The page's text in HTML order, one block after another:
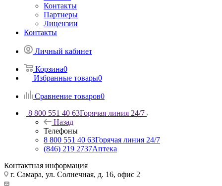
Контакты
Партнеры
Лицензии
Контакты
Личный кабинет
Корзина0
Избранные товары0
Сравнение товаров0
8 800 551 40 63Горячая линия 24/7
Назад
Телефоны
8 800 551 40 63Горячая линия 24/7
(846) 219 2737Аптека
Контактная информация
г. Самара, ул. Солнечная, д. 16, офис 2